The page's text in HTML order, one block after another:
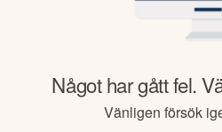
Något har gått fel.
Vänligen försök